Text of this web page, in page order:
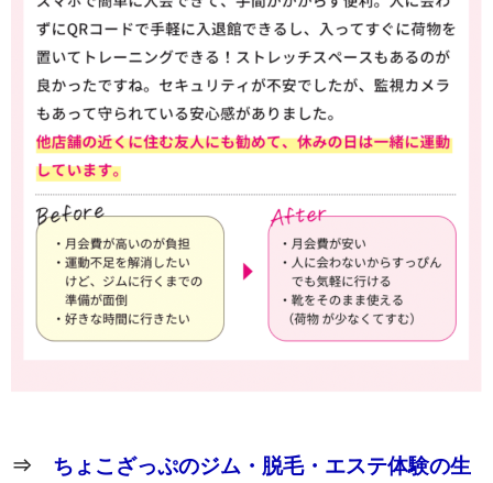
⇒ ちょこざっぷのジム・脱毛・エステ体験の生